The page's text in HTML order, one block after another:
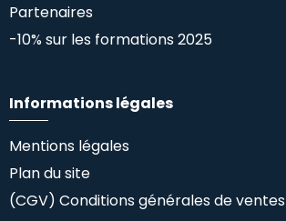
Partenaires
-10% sur les formations 2025
Informations légales
Mentions légales
Plan du site
(CGV) Conditions générales de ventes